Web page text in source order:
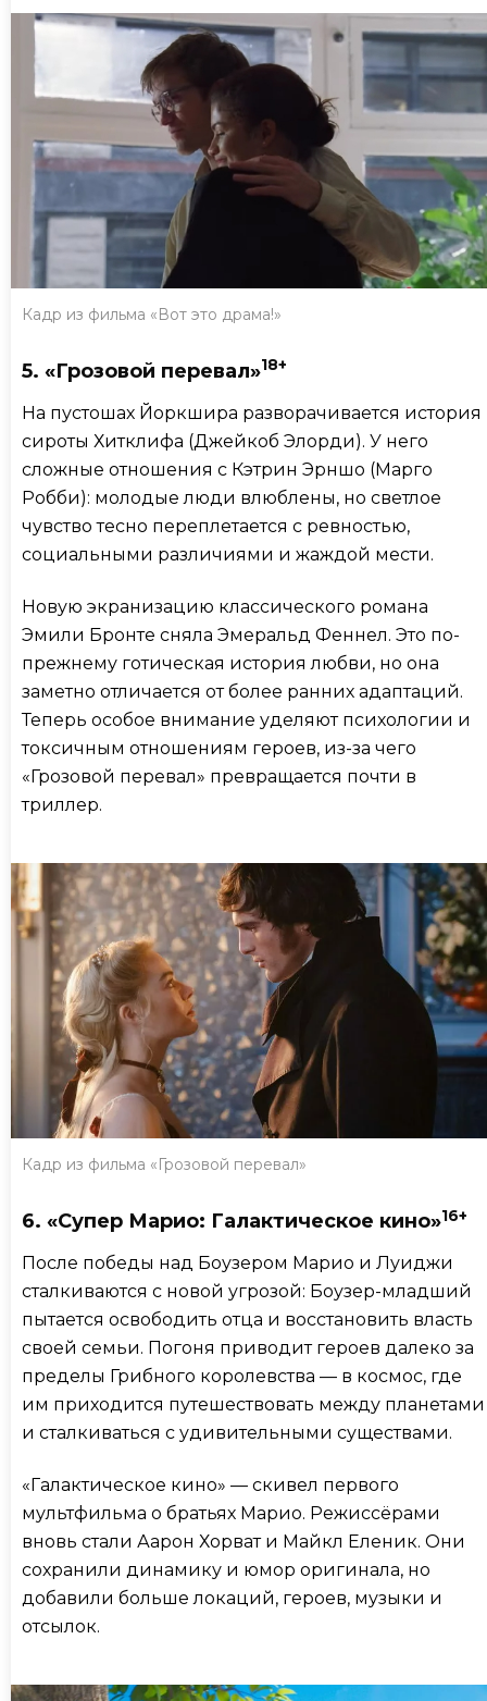
Кадр из фильма «Вот это драма!»
5. «Грозовой перевал»18+
На пустошах Йоркшира разворачивается история
сироты Хитклифа (Джейкоб Элорди). У него
сложные отношения с Кэтрин Эрншо (Марго
Робби): молодые люди влюблены, но светлое
чувство тесно переплетается с ревностью,
социальными различиями и жаждой мести.
Новую экранизацию классического романа
Эмили Бронте сняла Эмеральд Феннел. Это по-
прежнему готическая история любви, но она
заметно отличается от более ранних адаптаций.
Теперь особое внимание уделяют психологии и
токсичным отношениям героев, из-за чего
«Грозовой перевал» превращается почти в
триллер.
Кадр из фильма «Грозовой перевал»
6. «Супер Марио: Галактическое кино»16+
После победы над Боузером Марио и Луиджи
сталкиваются с новой угрозой: Боузер-младший
пытается освободить отца и восстановить власть
своей семьи. Погоня приводит героев далеко за
пределы Грибного королевства — в космос, где
им приходится путешествовать между планетами
и сталкиваться с удивительными существами.
«Галактическое кино» — скивел первого
мультфильма о братьях Марио. Режиссёрами
вновь стали Аарон Хорват и Майкл Еленик. Они
сохранили динамику и юмор оригинала, но
добавили больше локаций, героев, музыки и
отсылок.